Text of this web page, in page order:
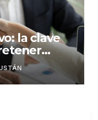
la clave